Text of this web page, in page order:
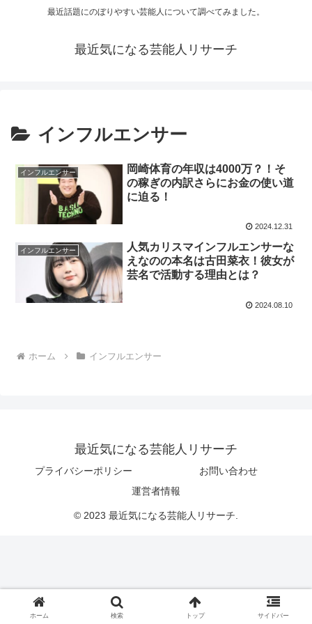
最近話題にのぼりやすい芸能人について調べてみました。
最近気になる芸能人リサーチ
インフルエンサー
インフルエンサー
岡崎体育の年収は4000万？！そ
の稼ぎの内訳さらにお金の使い道
に迫る！
2024.12.31
インフルエンサー
人気カリスマインフルエンサーな
えなのの本名は古田菜衣！彼女が
芸名で活動する理由とは？
2024.08.10
ホーム インフルエンサー
最近気になる芸能人リサーチ
プライバシーポリシー
お問い合わせ
運営者情報
© 2023 最近気になる芸能人リサーチ.
ホーム 検索 トップ サイドバー